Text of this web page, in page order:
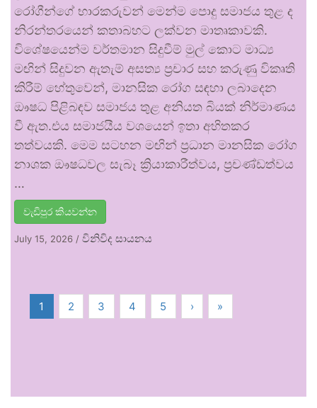
රෝගීන්ගේ භාරකරුවන් මෙන්ම පොදු සමාජය තුළ ද
නිරන්තරයෙන් කතාබහට ලක්වන මාතෘකාවකි.
විශේෂයෙන්ම වර්තමාන සිදුවීම් මුල් කොට මාධ්‍ය
මඟින් සිදුවන ඇතැම් අසත්‍ය ප්‍රචාර සහ කරුණු විකෘති
කිරීම් හේතුවෙන්, මානසික රෝග සඳහා ලබාදෙන
ඖෂධ පිළිබඳව සමාජය තුළ අනියත බියක් නිර්මාණය
වී ඇත.එය සමාජයීය වශයෙන් ඉතා අහිතකර
තත්වයකි. මෙම සටහන මඟින් ප්‍රධාන මානසික රෝග
නාශක ඖෂධවල සැබෑ ක්‍රියාකාරීත්වය, ප්‍රචණ්ඩත්වය
…
වැඩිපුර කියවන්න
July 15, 2026 / විනිවිද සායනය
1 2 3 4 5 › »